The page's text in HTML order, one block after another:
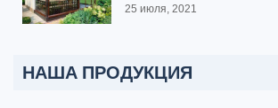
25 июля, 2021
НАША ПРОДУКЦИЯ